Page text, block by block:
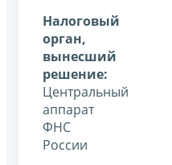
Налоговый
орган,
вынесший
решение:
Центральный
аппарат
ФНС
России